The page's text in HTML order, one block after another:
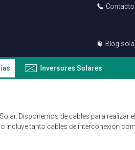
Contacto
Blog
Inversores Solares
Disponemos de cables para realizar
tanto cables de interconexión